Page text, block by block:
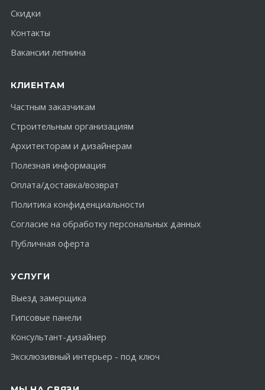
Скидки
Контакты
Вакансии лепнина
КЛИЕНТАМ
Частным заказчикам
Строительным организациям
Архитекторам и дизайнерам
Полезная информация
Оплата/доставка/возврат
Политика конфиденциальности
Согласие на обработку персональных данных
Публичная оферта
УСЛУГИ
Выезд замерщика
Гипсовые панели
Консультант-дизайнер
Эксклюзивный интерьер - под ключ